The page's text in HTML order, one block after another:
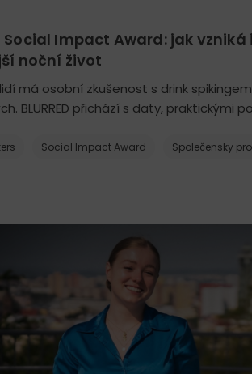
a Social Impact Award: jak
noční život
má osobní zkušenost s drink
BLURRED přichází s daty, praktickými
Social Impact Award Společensky